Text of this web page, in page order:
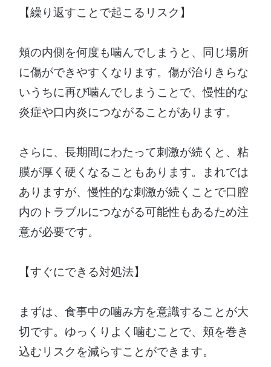
【繰り返すことで起こるリスク】
頬の内側を何度も噛んでしまうと、同じ場所
に傷ができやすくなります。傷が治りきらな
いうちに再び噛んでしまうことで、慢性的な
炎症や口内炎につながることがあります。
さらに、長期間にわたって刺激が続くと、粘
膜が厚く硬くなることもあります。まれでは
ありますが、慢性的な刺激が続くことで口腔
内のトラブルにつながる可能性もあるため注
意が必要です。
【すぐにできる対処法】
まずは、食事中の噛み方を意識することが大
切です。ゆっくりよく噛むことで、頬を巻き
込むリスクを減らすことができます。